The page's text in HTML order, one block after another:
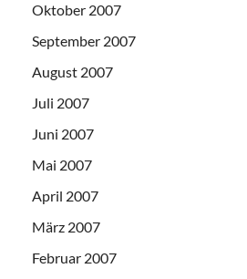
Oktober 2007
September 2007
August 2007
Juli 2007
Juni 2007
Mai 2007
April 2007
März 2007
Februar 2007